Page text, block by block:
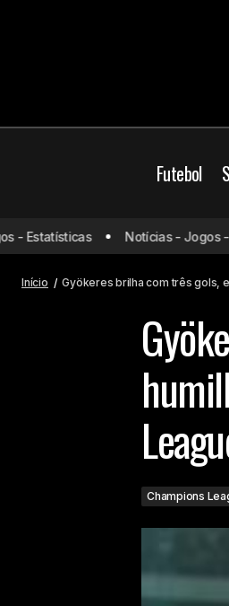
Futebol
Inter x Criciúma: onde assistir e
escalações
Estatísticas Notícias - Jogos -
Início Gyökeres brilha com três gols,
Champions